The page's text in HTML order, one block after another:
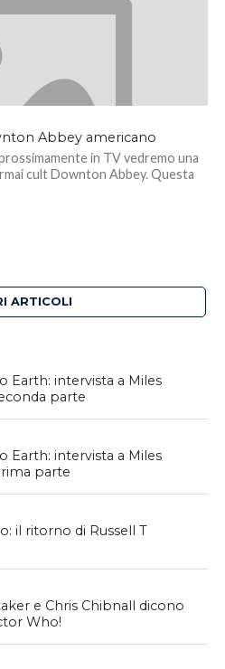
Abbey americano
in TV vedremo una
cult Downton Abbey. Questa
ARTICOLI
Earth: intervista a Miles
parte
Earth: intervista a Miles
parte
il ritorno di Russell T
e Chris Chibnall dicono
Who!